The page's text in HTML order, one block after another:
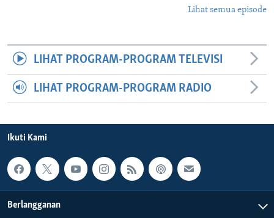
Lihat semua episode
LIHAT PROGRAM-PROGRAM TELEVISI
LIHAT PROGRAM-PROGRAM RADIO
Ikuti Kami
Berlangganan